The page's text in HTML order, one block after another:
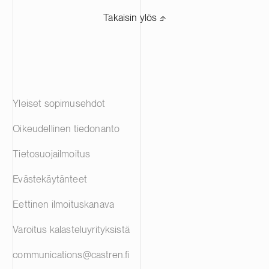
Takaisin ylös ⬏
Yleiset sopimusehdot
Oikeudellinen tiedonanto
Tietosuojailmoitus
Evästekäytänteet
Eettinen ilmoituskanava
Varoitus kalasteluyrityksistä
communications@castren.fi